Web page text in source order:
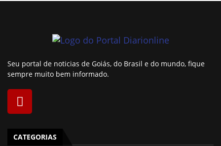
Seu portal de noticias de Goiás, do Brasil e do mundo, fique
sempre muito bem informado.
CATEGORIAS